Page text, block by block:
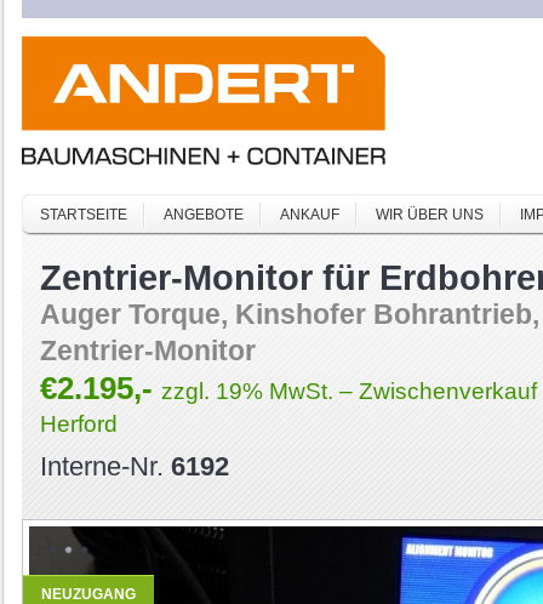
STARTSEITE ANGEBOTE ANKAUF WIR ÜBER UNS
Zentrier-Monitor für
Auger Torque, Kinshofer
Zentrier-Monitor
€2.195,- zzgl. 19% MwSt. –
Herford
Interne-Nr. 6192
NEUZUGANG